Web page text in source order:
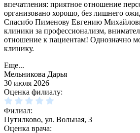
впечатления: приятное отношение
организовано хорошо, без лишнего
Спасибо Пименову Евгению
клиники за профессионализм,
отношение к пациентам! Однозначно
клинику.
Еще...
Мельникова Дарья
30 июля 2026
Оценка филиалу:
Филиал:
Путилково, ул. Вольная, 3
Оценка врача: